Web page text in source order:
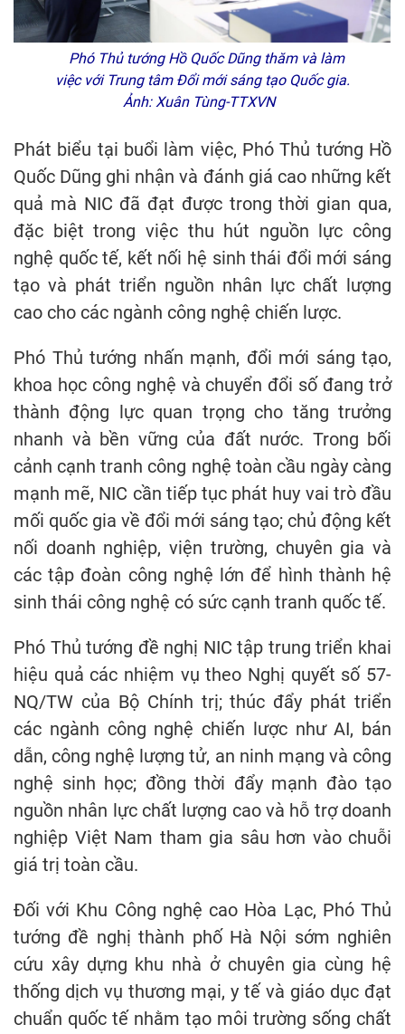
Phó Thủ tướng Hồ Quốc Dũng thăm và làm
việc với Trung tâm Đổi mới sáng tạo Quốc gia.
Ảnh: Xuân Tùng-TTXVN
Phát biểu tại buổi làm việc, Phó Thủ tướng Hồ
Quốc Dũng ghi nhận và đánh giá cao những kết
quả mà NIC đã đạt được trong thời gian qua,
đặc biệt trong việc thu hút nguồn lực công
nghệ quốc tế, kết nối hệ sinh thái đổi mới sáng
tạo và phát triển nguồn nhân lực chất lượng
cao cho các ngành công nghệ chiến lược.
Phó Thủ tướng nhấn mạnh, đổi mới sáng tạo,
khoa học công nghệ và chuyển đổi số đang trở
thành động lực quan trọng cho tăng trưởng
nhanh và bền vững của đất nước. Trong bối
cảnh cạnh tranh công nghệ toàn cầu ngày càng
mạnh mẽ, NIC cần tiếp tục phát huy vai trò đầu
mối quốc gia về đổi mới sáng tạo; chủ động kết
nối doanh nghiệp, viện trường, chuyên gia và
các tập đoàn công nghệ lớn để hình thành hệ
sinh thái công nghệ có sức cạnh tranh quốc tế.
Phó Thủ tướng đề nghị NIC tập trung triển khai
hiệu quả các nhiệm vụ theo Nghị quyết số 57-
NQ/TW của Bộ Chính trị; thúc đẩy phát triển
các ngành công nghệ chiến lược như AI, bán
dẫn, công nghệ lượng tử, an ninh mạng và công
nghệ sinh học; đồng thời đẩy mạnh đào tạo
nguồn nhân lực chất lượng cao và hỗ trợ doanh
nghiệp Việt Nam tham gia sâu hơn vào chuỗi
giá trị toàn cầu.
Đối với Khu Công nghệ cao Hòa Lạc, Phó Thủ
tướng đề nghị thành phố Hà Nội sớm nghiên
cứu xây dựng khu nhà ở chuyên gia cùng hệ
thống dịch vụ thương mại, y tế và giáo dục đạt
chuẩn quốc tế nhằm tạo môi trường sống chất